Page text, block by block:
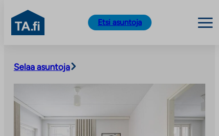
sisältöön
TA.fi
Etsi asuntoja
Selaa asuntoja